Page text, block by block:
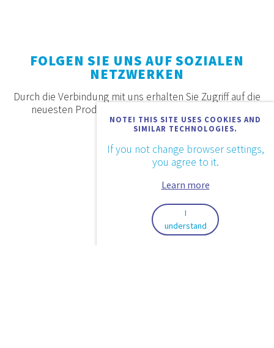
NOTE! THIS SITE USES COOKIES AND
SIMILAR TECHNOLOGIES.
If you not change browser settings,
you agree to it.
Learn more
I
understand
FOLGEN SIE UNS AUF SOZIALEN
NETZWERKEN
Durch die Verbindung mit uns erhalten Sie Zugriff auf die
neuesten Produkte, Angebote und Neuigkeiten.